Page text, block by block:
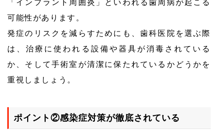
「インプラント周囲炎」といわれる歯周病が起こる
可能性があります。
発症のリスクを減らすためにも、歯科医院を選ぶ際
は、治療に使われる設備や器具が消毒されている
か、そして手術室が清潔に保たれているかどうかを
重視しましょう。
ポイント②感染症対策が徹底されている